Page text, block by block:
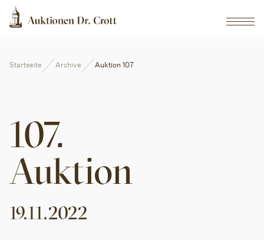
Startseite Archive Auktion 107
107.
Auktion
19.11.2022